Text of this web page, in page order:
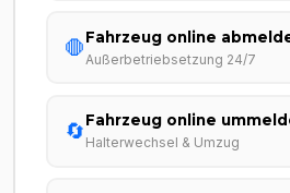
🛑Fahrzeug online
Außerbetriebsetzung 24/7
🔄Fahrzeug online
Halterwechsel & Umzug